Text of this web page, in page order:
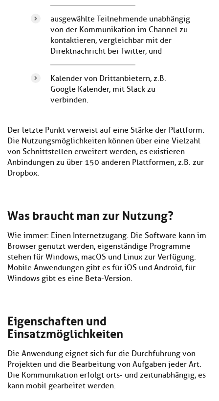
ausgewählte Teilnehmende unabhängig
von der Kommunikation im Channel zu
kontaktieren, vergleichbar mit der
Direktnachricht bei Twitter, und
Kalender von Drittanbietern, z.B.
Google Kalender, mit Slack zu
verbinden.
Der letzte Punkt verweist auf eine Stärke der Plattform:
Die Nutzungsmöglichkeiten können über eine Vielzahl
von Schnittstellen erweitert werden, es existieren
Anbindungen zu über 150 anderen Plattformen, z.B. zur
Dropbox.
Was braucht man zur Nutzung?
Wie immer: Einen Internetzugang. Die Software kann im
Browser genutzt werden, eigenständige Programme
stehen für Windows, macOS und Linux zur Verfügung.
Mobile Anwendungen gibt es für iOS und Android, für
Windows gibt es eine Beta-Version.
Eigenschaften und
Einsatzmöglichkeiten
Die Anwendung eignet sich für die Durchführung von
Projekten und die Bearbeitung von Aufgaben jeder Art.
Die Kommunikation erfolgt orts- und zeitunabhängig, es
kann mobil gearbeitet werden.